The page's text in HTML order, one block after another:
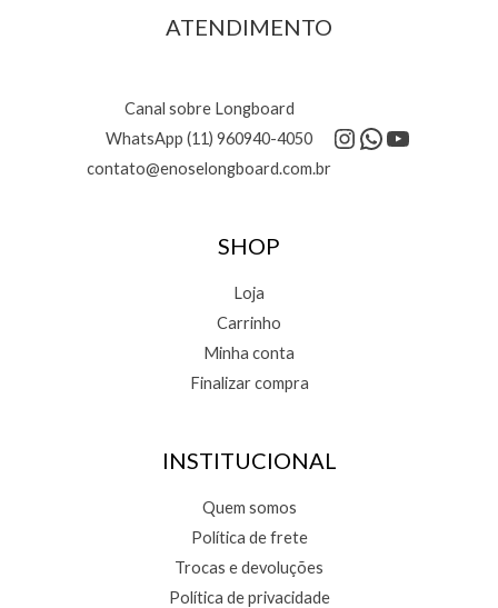
ATENDIMENTO
Canal sobre Longboard
WhatsApp (11) 960940-4050
contato@enoselongboard.com.br
Instagram
WhatsApp
Youtube
SHOP
Loja
Carrinho
Minha conta
Finalizar compra
INSTITUCIONAL
Quem somos
Política de frete
Trocas e devoluções
Política de privacidade